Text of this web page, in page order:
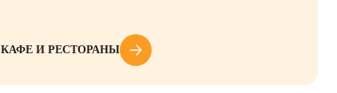
КАФЕ И РЕСТОРАНЫ